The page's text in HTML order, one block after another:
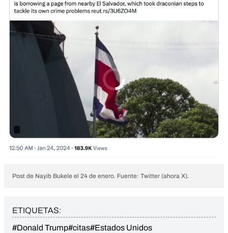
Post de Nayib Bukele el 24 de enero. Fuente: Twitter (ahora X).
ETIQUETAS:
#Donald Trump#citas#Estados Unidos